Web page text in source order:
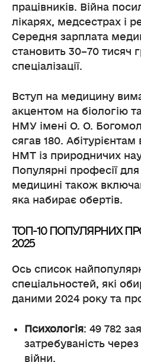
працівників. Війна
лікарях, медсестрах і
Середня зарплата
становить 30–70 тисяч
спеціалізації.
Вступ на медицину
акцентом на біологію
НМУ імені О. О.
сягав 180.
НМТ із природничих
Популярні професії
медицині також
яка набирає обертів.
ТОП-10 ПОПУЛЯРНИХ
2025
Ось список
спеціальностей, які
даними 2024 року та
Психологія: 49 782
затребуваність
війни.